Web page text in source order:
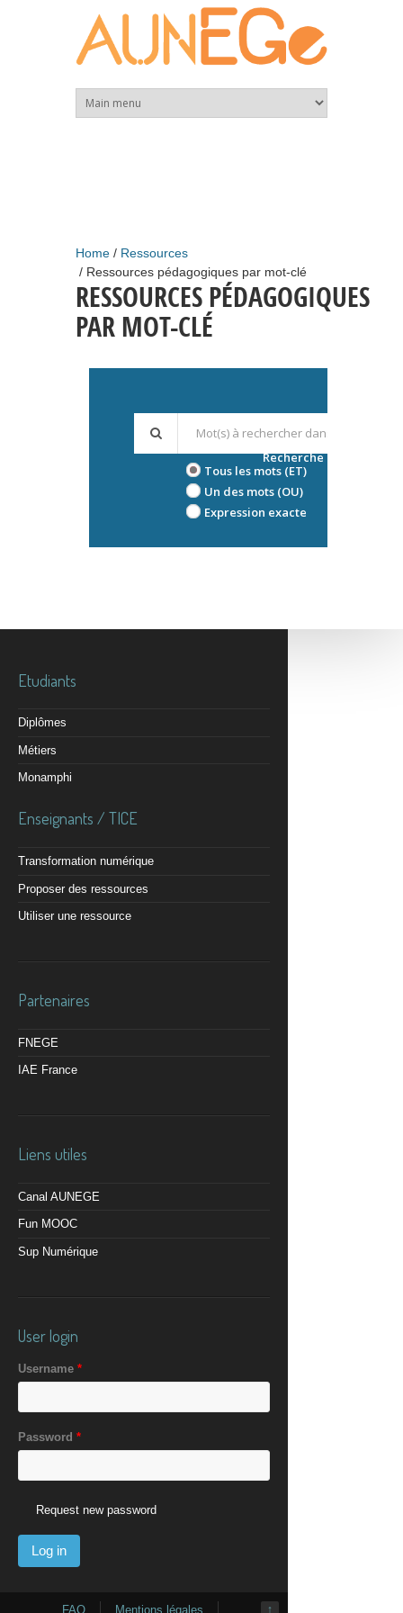
Home
Ressources
Ressources pédagogiques par mot-clé
RESSOURCES PÉDAGOGIQUES
PAR MOT-CLÉ
Tous les mots (ET)
Un des mots (OU)
Expression exacte
Recherche avancée
Etudiants
Diplômes
Métiers
Monamphi
Enseignants / TICE
Transformation numérique
Proposer des ressources
Utiliser une ressource
Partenaires
FNEGE
IAE France
Liens utiles
Canal AUNEGE
Fun MOOC
Sup Numérique
User login
Username *
Password *
Request new password
↑
FAQ Mentions légales